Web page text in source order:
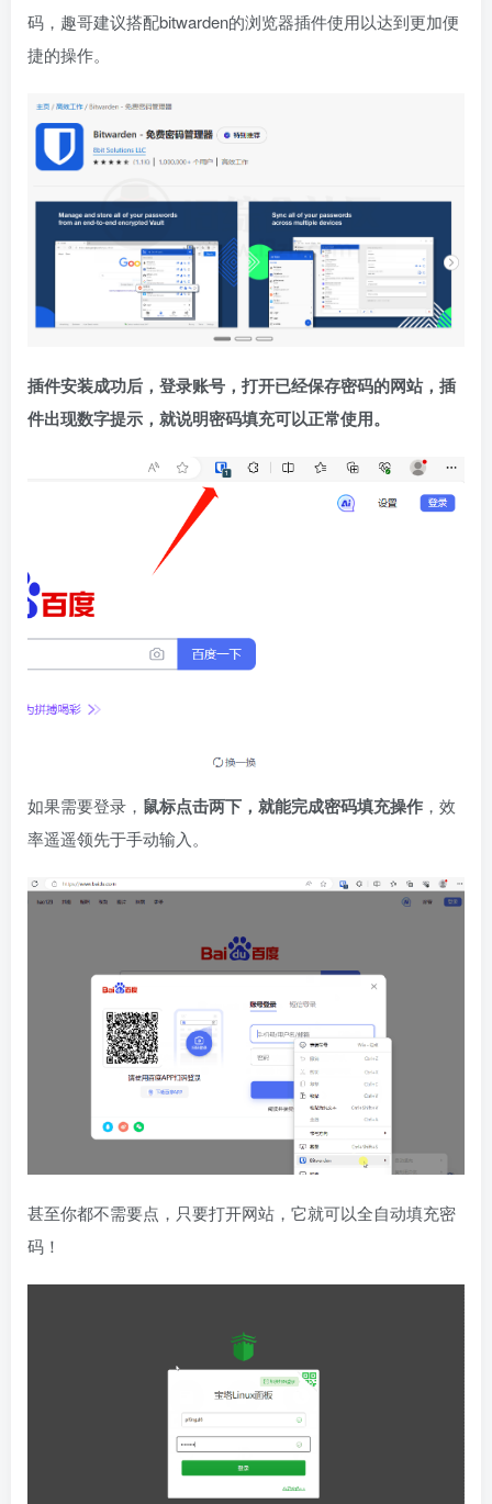
码，趣哥建议搭配bitwarden的浏览器插件使用以达到更加便
捷的操作。
插件安装成功后，登录账号，打开已经保存密码的网站，插
件出现数字提示，就说明密码填充可以正常使用。
如果需要登录， 鼠标点击两下，就能完成密码填充操作 ，效
率遥遥领先于手动输入。
甚至你都不需要点，只要打开网站，它就可以全自动填充密
码！